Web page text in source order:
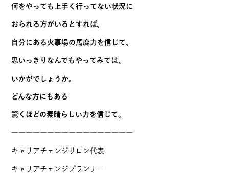
何をやっても上手く行ってない状況に
おられる方がいるとすれば、
自分にある火事場の馬鹿力を信じて、
思いっきりなんでもやってみては、
いかがでしょうか。
どんな方にもある
驚くほどの素晴らしい力を信じて。
―――――――――――――――――
キャリアチェンジサロン代表
キャリアチェンジプランナー